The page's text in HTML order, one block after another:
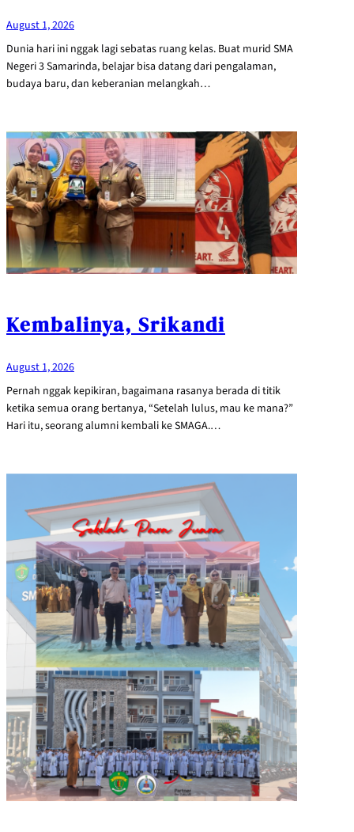
August 1, 2026
Dunia hari ini nggak lagi sebatas ruang kelas. Buat murid SMA
Negeri 3 Samarinda, belajar bisa datang dari pengalaman,
budaya baru, dan keberanian melangkah…
Kembalinya, Srikandi
August 1, 2026
Pernah nggak kepikiran, bagaimana rasanya berada di titik
ketika semua orang bertanya, “Setelah lulus, mau ke mana?”
Hari itu, seorang alumni kembali ke SMAGA.…